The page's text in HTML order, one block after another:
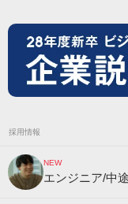
採用情報
NEW
エンジニア/中